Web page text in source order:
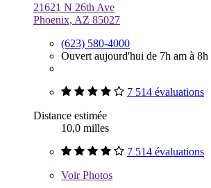
21621 N 26th Ave
Phoenix, AZ 85027
(623) 580-4000
Ouvert aujourd'hui de 7h am à 8h
7 514 évaluations
Distance estimée
10,0 milles
7 514 évaluations
VoirPhotos